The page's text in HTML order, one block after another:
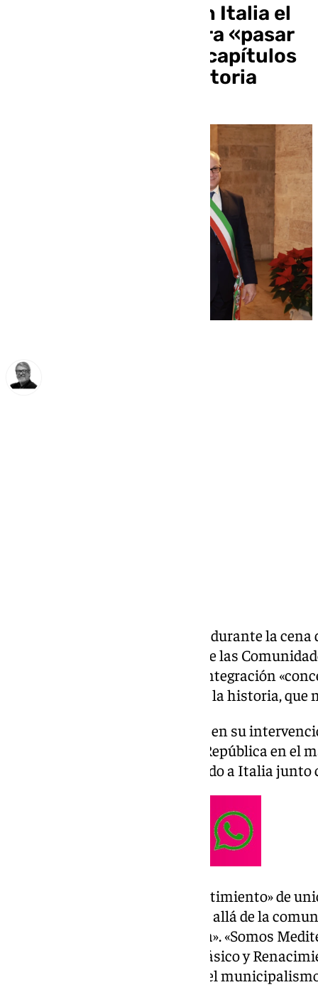
Felipe VI reivindica en Italia el
proyecto europeo para «pasar
página de uno de los capítulos
más oscuros de la historia
ha reivindicado durante la cena
Quirinale, en Italia, el Tratado de las
en 1957– como un proyecto de integración
de los capítulos más oscuros de la historia, que
Así se ha expresado el monarca en su
presencia de autoridades de la República en el
desde este martes está realizando a Italia
Don Felipe ha destacado el «sentimiento» de
según ha dicho, va «mucho más allá de la
cultural o la vecindad geográfica». «Somos
lingua franca; somos mundo clásico y
somos la vibrante vida urbana, el